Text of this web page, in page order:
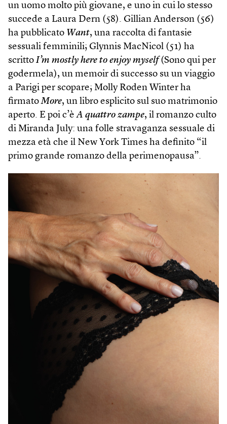
un uomo molto più giovane, e uno in cui lo stesso
succede a Laura Dern (58). Gillian Anderson (56)
ha pubblicato Want, una raccolta di fantasie
sessuali femminili; Glynnis MacNicol (51) ha
scritto I’m mostly here to enjoy myself(Sono qui per
godermela), un memoir di successo su un viaggio
a Parigi per scopare; Molly Roden Winter ha
firmatoMore, un libro esplicito sul suo matrimonio
aperto. E poi c’èA quattro zampe, il romanzo culto
di Miranda July: una folle stravaganza sessuale di
mezza età che il New York Times ha definito “il
primo grande romanzo della perimenopausa”.